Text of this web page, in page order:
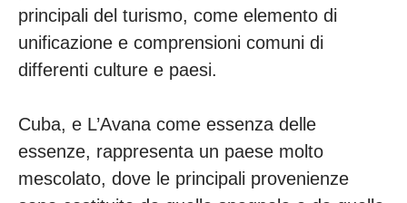
principali del turismo, come elemento di
unificazione e comprensioni comuni di
differenti culture e paesi.
Cuba, e L’Avana come essenza delle
essenze, rappresenta un paese molto
mescolato, dove le principali provenienze